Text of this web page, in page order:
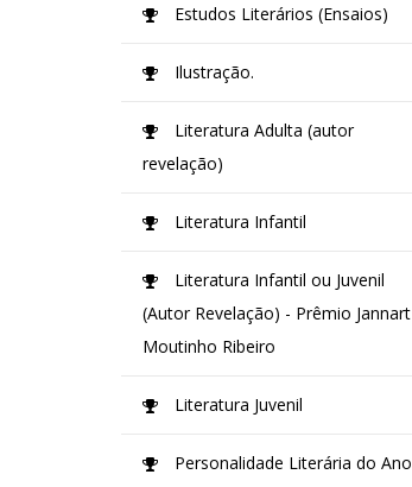
Estudos Literários (Ensaios)
Ilustração.
Literatura Adulta (autor
revelação)
Literatura Infantil
Literatura Infantil ou Juvenil
(Autor Revelação) - Prêmio Jannart
Moutinho Ribeiro
Literatura Juvenil
Personalidade Literária do Ano